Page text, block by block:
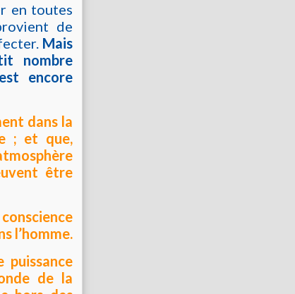
en toutes
de
Mais
nombre
encore
dans la
; et que,
être
l’homme.
puissance
de la